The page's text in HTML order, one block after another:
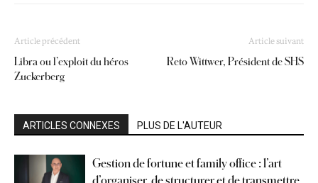
Article précédent
Libra ou l’exploit du héros
Zuckerberg
Article suivant
Reto Wittwer, Président de SHS
ARTICLES CONNEXES PLUS DE L'AUTEUR
Gestion de fortune et family office : l’art
d’organiser, de structurer et de transmettre